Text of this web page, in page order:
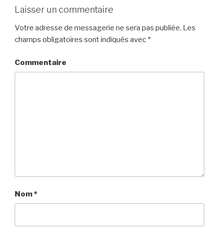
Laisser un commentaire
Votre adresse de messagerie ne sera pas publiée. Les
champs obligatoires sont indiqués avec *
Commentaire
Nom*